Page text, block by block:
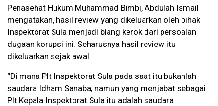
Penasehat Hukum Muhammad Bimbi, Abdulah Ismail
mengatakan, hasil review yang dikeluarkan oleh pihak
Inspektorat Sula menjadi biang kerok dari persoalan
dugaan korupsi ini. Seharusnya hasil review itu
dikeluarkan sejak awal.
“Di mana Plt Inspektorat Sula pada saat itu bukanlah
saudara Idham Sanaba, namun yang menjabat sebagai
Plt Kepala Inspektorat Sula itu adalah saudara